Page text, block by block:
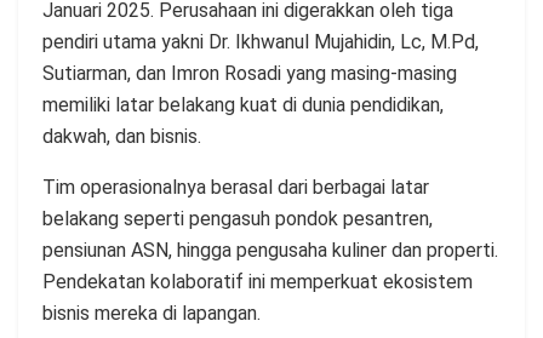
Januari 2025. Perusahaan ini digerakkan oleh tiga
pendiri utama yakni Dr. Ikhwanul Mujahidin, Lc, M.Pd,
Sutiarman, dan Imron Rosadi yang masing-masing
memiliki latar belakang kuat di dunia pendidikan,
dakwah, dan bisnis.
Tim operasionalnya berasal dari berbagai latar
belakang seperti pengasuh pondok pesantren,
pensiunan ASN, hingga pengusaha kuliner dan properti.
Pendekatan kolaboratif ini memperkuat ekosistem
bisnis mereka di lapangan.